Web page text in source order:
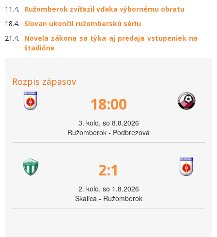
11.4.
Ružomberok zvíťazil vďaka výbornému obratu
18.4.
Slovan ukončil ružomberskú sériu
21.4.
Novela zákona sa týka aj predaja vstupeniek na
štadióne
Rozpis zápasov
18:00
3. kolo, so 8.8.2026
Ružomberok - Podbrezová
2:1
2. kolo, so 1.8.2026
Skalica - Ružomberok